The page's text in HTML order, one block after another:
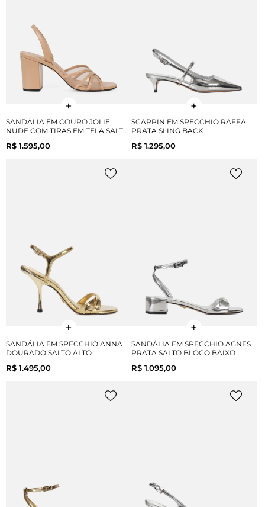
SANDÁLIA EM COURO JOLIE
NUDE COM TIRAS EM TELA SALTO
R$ 1.595,00
SCARPIN EM SPECCHIO RAFFA
PRATA SLING BACK
R$ 1.295,00
SANDÁLIA EM SPECCHIO ANNA
DOURADO SALTO ALTO
R$ 1.495,00
SANDÁLIA EM SPECCHIO AGNES
PRATA SALTO BLOCO BAIXO
R$ 1.095,00